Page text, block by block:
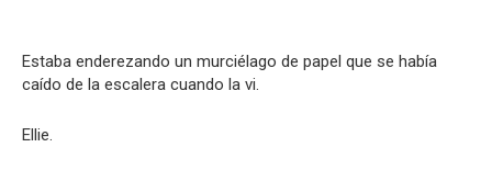
Estaba enderezando un murciélago de papel que se había
caído de la escalera cuando la vi.
Ellie.